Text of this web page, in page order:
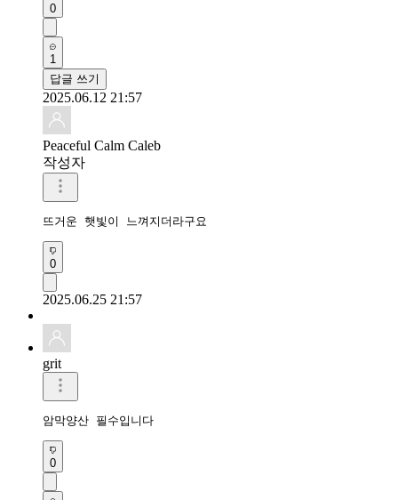
0
1
답글 쓰기
2025.06.12 21:57
Peaceful Calm Caleb
작성자
뜨거운 햇빛이 느껴지더라구요
0
2025.06.25 21:57
grit
암막양산 필수입니다
0